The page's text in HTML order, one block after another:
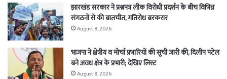
झारखंड सरकार ने प्रश्नपत्र लीक विरोधी प्रदर्शन के बीच विभिन्न
संगठनों से की बातचीत, गतिरोध बरकरार
August 8, 2026
भाजपा ने क्षेत्रीय व मोर्चा प्रभारियों की सूची जारी की, दिलीप पटेल
बने अवध क्षेत्र के प्रभारी; देखिए लिस्ट
August 8, 2026